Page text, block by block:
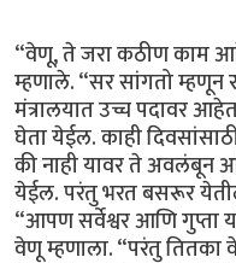
“वेणू, ते जरा कठीण काम
म्हणाले. “सर सांगतो म्हणून
मंत्रालयात उच्च पदावर
घेता येईल. काही
की नाही यावर ते अवलंबून
येईल. परंतु भरत बसरूर येतील
“आपण सर्वेश्वर आणि गुप्ता
वेणू म्हणाला. “परंतु तितका